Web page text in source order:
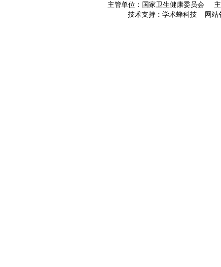
主管单位：国家卫生健康委员会
技术支持：学术蜂科技 网站